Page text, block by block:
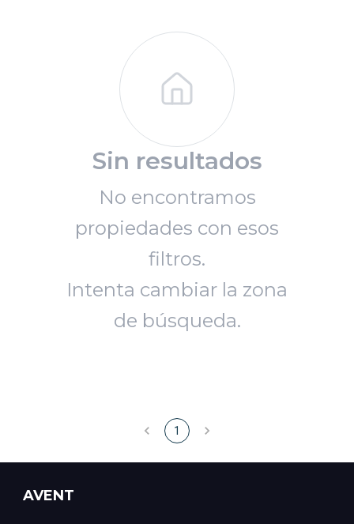
Sin resultados
No encontramos
propiedades con esos
filtros.
Intenta cambiar la zona
de búsqueda.
1
AVENT